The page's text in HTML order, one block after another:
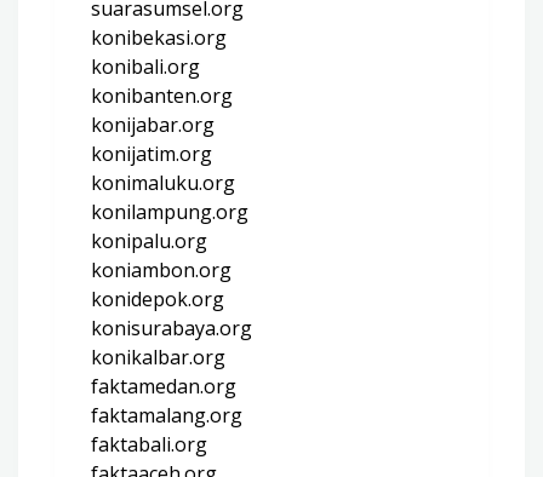
suarasumsel.org
konibekasi.org
konibali.org
konibanten.org
konijabar.org
konijatim.org
konimaluku.org
konilampung.org
konipalu.org
koniambon.org
konidepok.org
konisurabaya.org
konikalbar.org
faktamedan.org
faktamalang.org
faktabali.org